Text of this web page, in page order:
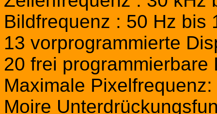
Bildfrequenz : 50 Hz bis
13 vorprogrammierte
20 frei programmierbare
Maximale
Moire